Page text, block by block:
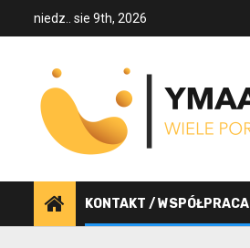
niedz.. sie 9th, 2026
KONTAKT / WSPÓŁPRACA